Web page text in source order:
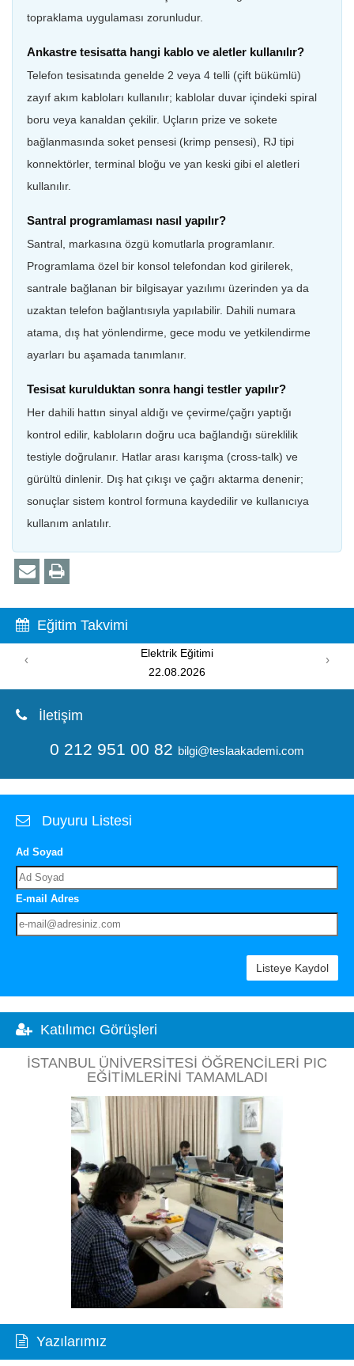
topraklama uygulaması zorunludur.
Ankastre tesisatta hangi kablo ve aletler kullanılır?
Telefon tesisatında genelde 2 veya 4 telli (çift bükümlü)
zayıf akım kabloları kullanılır; kablolar duvar içindeki spiral
boru veya kanaldan çekilir. Uçların prize ve sokete
bağlanmasında soket pensesi (krimp pensesi), RJ tipi
konnektörler, terminal bloğu ve yan keski gibi el aletleri
kullanılır.
Santral programlaması nasıl yapılır?
Santral, markasına özgü komutlarla programlanır.
Programlama özel bir konsol telefondan kod girilerek,
santrale bağlanan bir bilgisayar yazılımı üzerinden ya da
uzaktan telefon bağlantısıyla yapılabilir. Dahili numara
atama, dış hat yönlendirme, gece modu ve yetkilendirme
ayarları bu aşamada tanımlanır.
Tesisat kurulduktan sonra hangi testler yapılır?
Her dahili hattın sinyal aldığı ve çevirme/çağrı yaptığı
kontrol edilir, kabloların doğru uca bağlandığı süreklilik
testiyle doğrulanır. Hatlar arası karışma (cross-talk) ve
gürültü dinlenir. Dış hat çıkışı ve çağrı aktarma denenir;
sonuçlar sistem kontrol formuna kaydedilir ve kullanıcıya
kullanım anlatılır.
Eğitim Takvimi
‹ ›
İletişim
0 212 951 00 82 bilgi@teslaakademi.com
Duyuru Listesi
Ad Soyad
E-mail Adres
Listeye Kaydol
Katılımcı Görüşleri
İSTANBUL ÜNIVERSITESI ÖĞRENCILERI PIC
EĞITIMLERINI TAMAMLADI
Yazılarımız